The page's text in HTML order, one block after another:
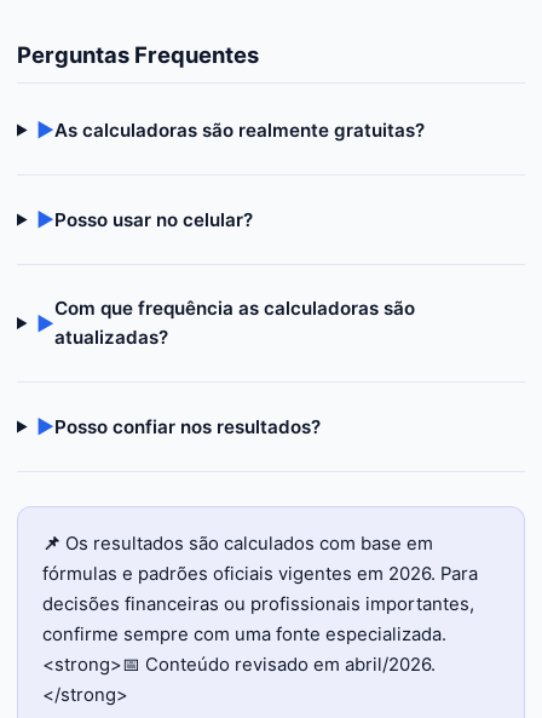
Perguntas Frequentes
▶As calculadoras são realmente gratuitas?
▶Posso usar no celular?
▶
Com que frequência as calculadoras são
atualizadas?
▶Posso confiar nos resultados?
📌 Os resultados são calculados com base em
fórmulas e padrões oficiais vigentes em 2026. Para
decisões financeiras ou profissionais importantes,
confirme sempre com uma fonte especializada.
<strong>📅 Conteúdo revisado em abril/2026.
</strong>